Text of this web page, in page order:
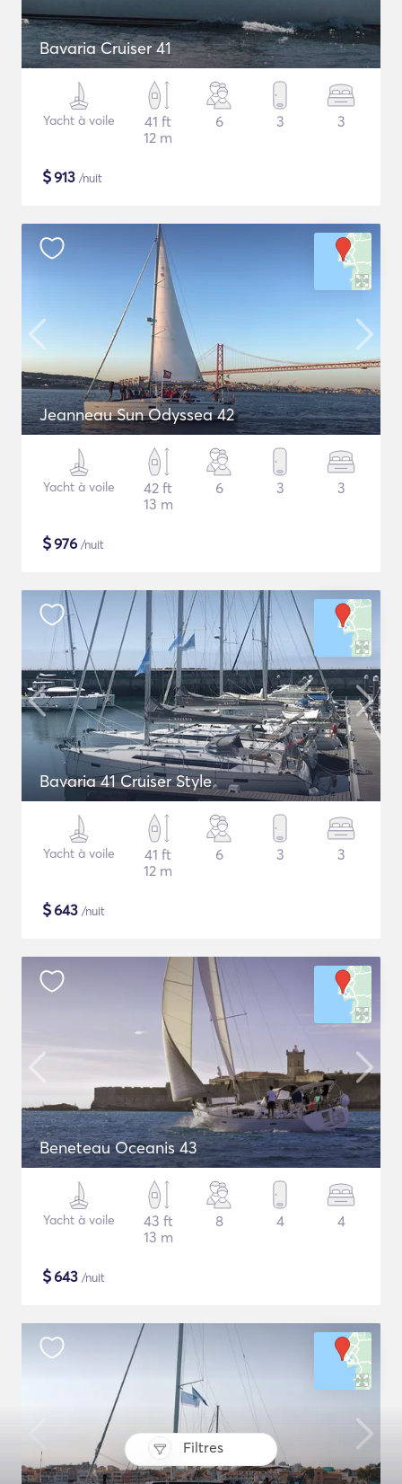
Filtres
Bavaria Cruiser 41
Yacht à voile
41 ft
12 m
6 3 3
$913 /nuit
Jeanneau Sun Odyssea 42
Yacht à voile
42 ft
13 m
6 3 3
$976 /nuit
Bavaria 41 Cruiser Style
Yacht à voile
41 ft
12 m
6 3 3
$643 /nuit
Beneteau Oceanis 43
Yacht à voile
43 ft
13 m
8 4 4
$643 /nuit